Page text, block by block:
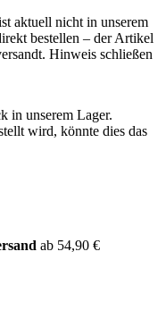
aktuell nicht in unserem
bestellen – der Artikel
Hinweis schließen
in unserem Lager.
wird, könnte dies das
ab 54,90 €